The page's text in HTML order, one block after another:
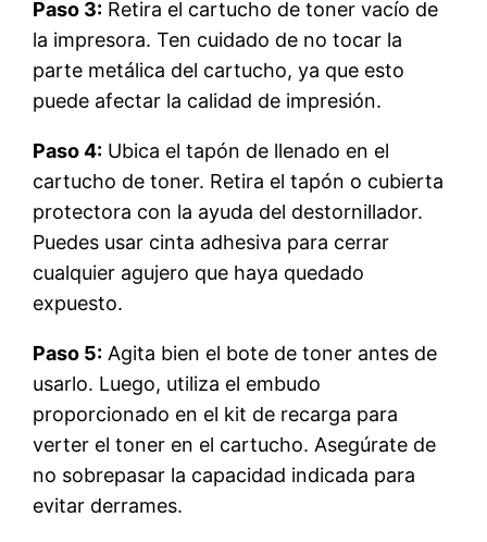
Paso 3: Retira el cartucho de toner vacío de
la impresora. Ten cuidado de no tocar la
parte metálica del cartucho, ya que esto
puede afectar la calidad de impresión.
Paso 4: Ubica el tapón de llenado en el
cartucho de toner. Retira el tapón o cubierta
protectora con la ayuda del destornillador.
Puedes usar cinta adhesiva para cerrar
cualquier agujero que haya quedado
expuesto.
Paso 5: Agita bien el bote de toner antes de
usarlo. Luego, utiliza el embudo
proporcionado en el kit de recarga para
verter el toner en el cartucho. Asegúrate de
no sobrepasar la capacidad indicada para
evitar derrames.